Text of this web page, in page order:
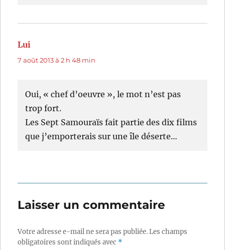
Lui
7 août 2013 à 2 h 48 min
Oui, « chef d’oeuvre », le mot n’est pas
trop fort.
Les Sept Samouraïs fait partie des dix films
que j’emporterais sur une île déserte…
Laisser un commentaire
Votre adresse e-mail ne sera pas publiée.Les champs
obligatoires sont indiqués avec *